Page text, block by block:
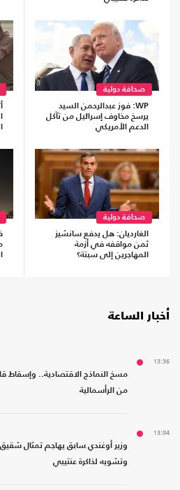
صحافة دولية
WP: فوز عبدالرحمن السيد
يرسخ مخاوف إسرائيل من تآكل
الدعم الأمريكي
صحافة دولية
الغارديان: هل يدفع سانشيز
ثمن مواقفه في أزمة
المهاجرين إلى سبتة؟
أخبار الساعة
13:36
مسخ النماذج الاقتصادية.. وإسقاط
من الرأسمالية
13:04
وزير أوغندي سابق يهاجم تمثال شقيق
وتشويه لذاكرة عنتيبي